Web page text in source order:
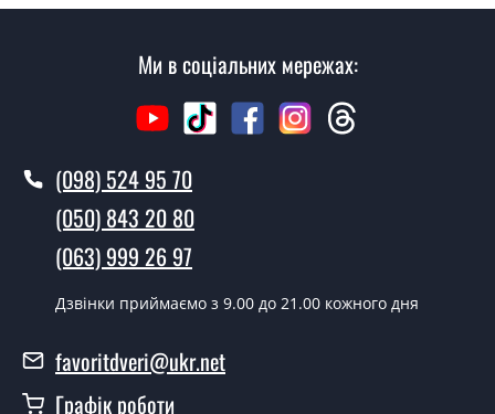
Ви робите установку дверних
Так робимо. Монтаж дверних полотен проводиться
згідно з чергою, у всі дні крім неділі.
Скільки коштує встановлення дверей
TANZANIA?
грн.
Можна на сьогодні викликати
Ми в соціальних мережах:
(098) 524 95 70
(050) 843 20 80
(063) 999 26 97
Дзвінки приймаємо з 9.00 до 21.00 кожного дня
favoritdveri@ukr.net
Графік роботи